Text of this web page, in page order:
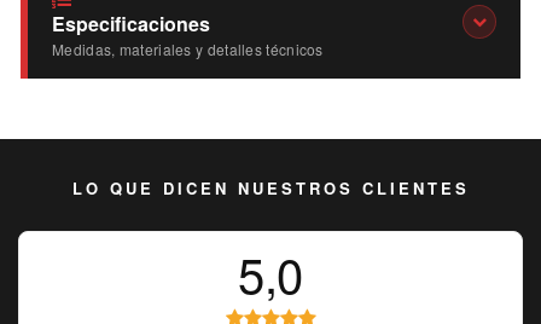
Especificaciones
Medidas, materiales y detalles técnicos
LO QUE DICEN NUESTROS CLIENTES
5,0